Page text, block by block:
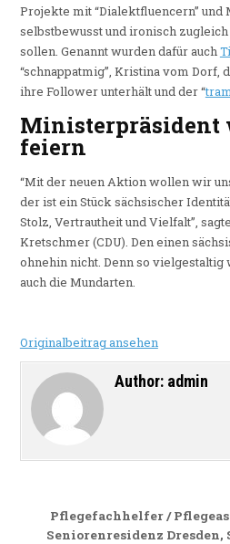
Projekte mit “Dialektfluencern” und
selbstbewusst und ironisch
sollen. Genannt wurden dafür auch
“schnappatmig”, Kristina vom Dorf,
ihre Follower unterhält und der “
feiern
“Mit der neuen Aktion wollen wir
der ist ein Stück sächsischer
Stolz, Vertrautheit und Vielfalt”,
Kretschmer (CDU). Den einen
ohnehin nicht. Denn so vielgestaltig
auch die Mundarten.
Originalbeitrag ansehen
Author: admin
Pflegefachhelfer /
Seniorenresidenz Dresden,